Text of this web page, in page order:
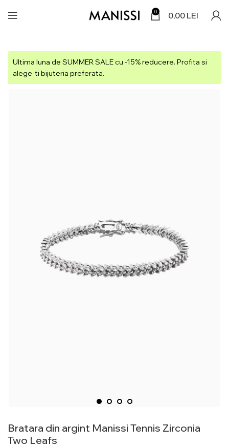
0 0,00 LEI
Ultima luna de SUMMER SALE cu -15% reducere. Profita si
alege-ti bijuteria preferata.
Bratara din argint Manissi Tennis Zirconia
Two Leafs